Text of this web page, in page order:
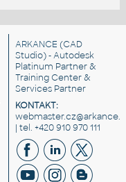
ARKANCE (CAD
Studio) - Autodesk
Platinum Partner &
Training Center &
Services Partner
KONTAKT:
| tel. +420 910 970 111